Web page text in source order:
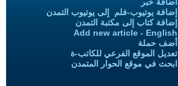
إضافة يوتيوب-فلم إلى يوتيوب التمدن
إضافة كتاب إلى مكتبة التمدن
Add new article - English
أضف حملة
تعديل الموقع الفرعي للكاتب-ة
ابحث في موقع الحوار المتمدن